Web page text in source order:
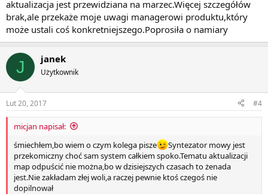
aktualizacja jest przewidziana na marzec.Więcej szczegółów
brak,ale przekaże moje uwagi managerowi produktu,który
może ustali coś konkretniejszego.Poprosiła o namiary
J janek
Użytkownik
Lut 20, 2017 #4
micjan napisał:
śmiechłem,bo wiem o czym kolega pisze
Syntezator mowy jest
przekomiczny choć sam system całkiem spoko.Tematu aktualizacji
map odpuścić nie można,bo w dzisiejszych czasach to żenada
jest.Nie zakładam złej woli,a raczej pewnie ktoś czegoś nie
dopilnował